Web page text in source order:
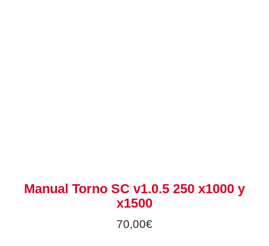
Manual Torno SC v1.0.5 250 x1000 y
x1500
70,00€